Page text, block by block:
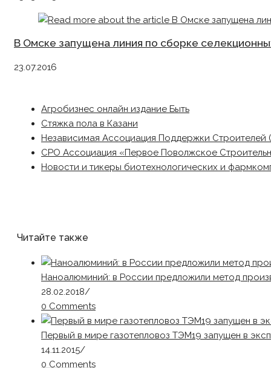
В Омске запущена линия по сборке
23.07.2016
Агробизнес онлайн издание Быть
Стяжка пола в Казани
Независимая Ассоциация Поддержки Строителей
СРО Ассоциация «Первое Поволжское
Новости и тикеры биотехнологических и
Читайте также
Наноалюминий: в России предложили метод
28.02.2018/
0 Comments
Первый в мире газотепловоз ТЭМ19 запущен в
14.11.2015/
0 Comments